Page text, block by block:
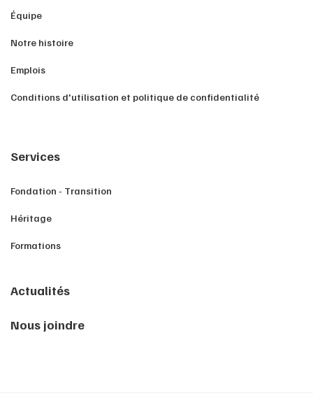
Équipe
Notre histoire
Emplois
Conditions d'utilisation et politique de confidentialité
Services
Fondation - Transition
Héritage
Formations
Actualités
Nous joindre